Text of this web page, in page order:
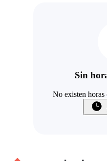
Sin
No existen horas